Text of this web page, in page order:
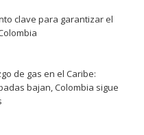
clave para garantizar el
de gas en el Caribe:
bajan, Colombia sigue